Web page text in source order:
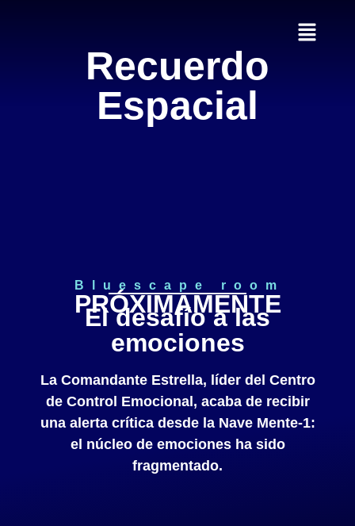
espacial
Recuerdo
Espacial
Bluescape room
PRÓXIMAMENTE
El desafío a las
emociones
La Comandante Estrella, líder del Centro
de Control Emocional, acaba de recibir
una alerta crítica desde la Nave Mente-1:
el núcleo de emociones ha sido
fragmentado.